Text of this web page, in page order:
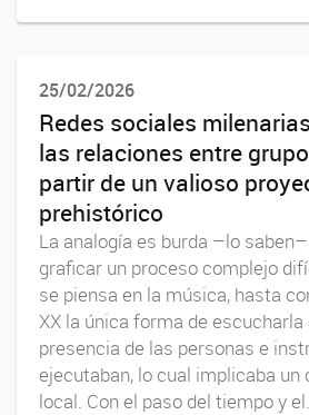
25/02/2026
Redes sociales
las relaciones entre
partir de un valioso
prehistórico
La analogía es burda –lo
graficar un proceso complejo
se piensa en la música, hasta
XX la única forma de escucharla
presencia de las personas e
ejecutaban, lo cual implicaba
local. Con el paso del tiempo y